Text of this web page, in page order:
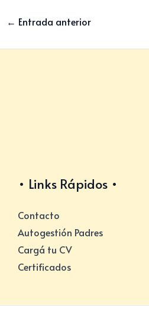
← Entrada anterior
Links Rápidos
Contacto
Autogestión Padres
Cargá tu CV
Certificados